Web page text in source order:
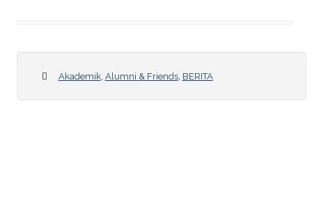
Akademik, Alumni & Friends, BERITA